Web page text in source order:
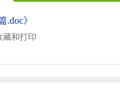
.doc》
藏和打印